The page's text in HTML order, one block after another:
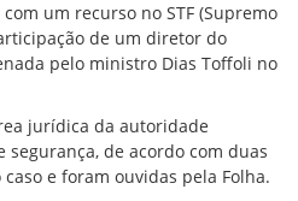
um recurso no STF (Supremo
de um diretor do
pelo ministro Dias Toffoli no
jurídica da autoridade
de acordo com duas
e foram ouvidas pela Folha.